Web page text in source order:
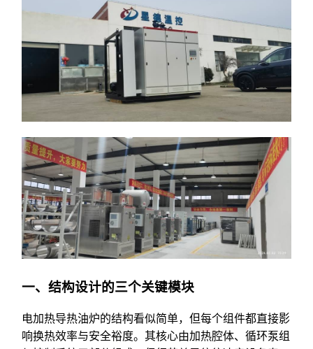
一、结构设计的三个关键模块
电加热导热油炉的结构看似简单，但每个组件都直接影
响换热效率与安全裕度。其核心由加热腔体、循环泵组